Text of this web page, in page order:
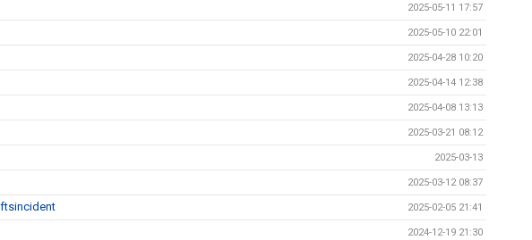
2025-05-11 17:57
2025-05-10 22:01
2025-04-28 10:20
2025-04-14 12:38
2025-04-08 13:13
2025-03-21 08:12
2025-03-13
2025-03-12 08:37
2025-02-05 21:41
2024-12-19 21:30